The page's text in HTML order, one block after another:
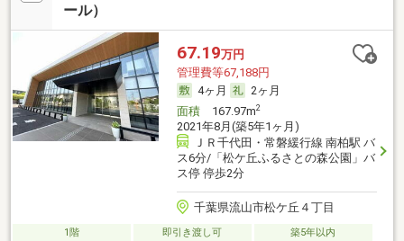
ール）
67.19万円
管理費等67,188円
4ヶ月
2ヶ月
面積167.97m2
2021年8月(築5年1ヶ月)
ＪＲ千代田・常磐緩行線 南柏駅 バ
ス6分/「松ケ丘ふるさとの森公園」バ
ス停 停歩2分
千葉県流山市松ケ丘４丁目
1階 即引き渡し可
築5年以内